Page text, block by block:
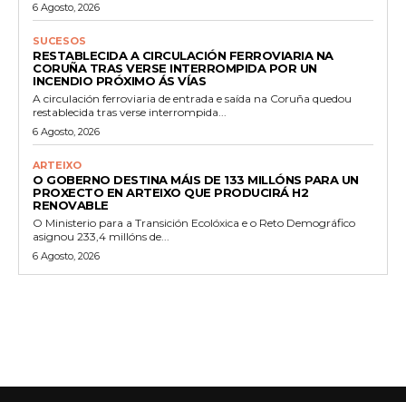
6 Agosto, 2026
SUCESOS
RESTABLECIDA A CIRCULACIÓN FERROVIARIA NA
CORUÑA TRAS VERSE INTERROMPIDA POR UN
INCENDIO PRÓXIMO ÁS VÍAS
A circulación ferroviaria de entrada e saída na Coruña quedou
restablecida tras verse interrompida...
6 Agosto, 2026
ARTEIXO
O GOBERNO DESTINA MÁIS DE 133 MILLÓNS PARA UN
PROXECTO EN ARTEIXO QUE PRODUCIRÁ H2
RENOVABLE
O Ministerio para a Transición Ecolóxica e o Reto Demográfico
asignou 233,4 millóns de...
6 Agosto, 2026